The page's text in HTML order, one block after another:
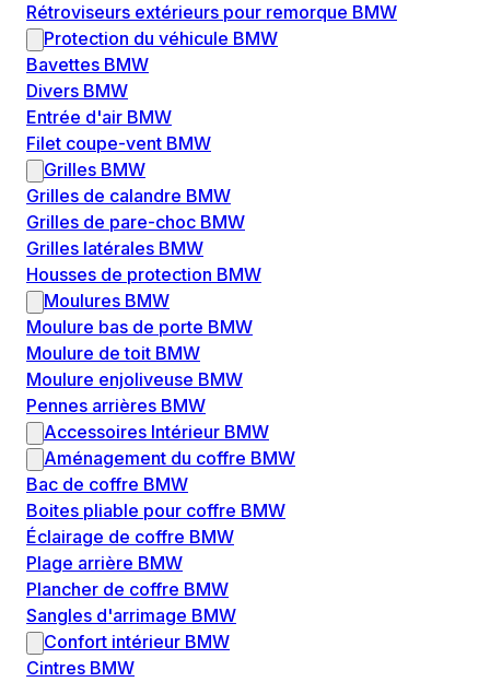
Rétroviseurs extérieurs pour remorque BMW
Protection du véhicule BMW
Bavettes BMW
Divers BMW
Entrée d'air BMW
Filet coupe-vent BMW
Grilles BMW
Grilles de calandre BMW
Grilles de pare-choc BMW
Grilles latérales BMW
Housses de protection BMW
Moulures BMW
Moulure bas de porte BMW
Moulure de toit BMW
Moulure enjoliveuse BMW
Pennes arrières BMW
Accessoires Intérieur BMW
Aménagement du coffre BMW
Bac de coffre BMW
Boites pliable pour coffre BMW
Éclairage de coffre BMW
Plage arrière BMW
Plancher de coffre BMW
Sangles d'arrimage BMW
Confort intérieur BMW
Cintres BMW